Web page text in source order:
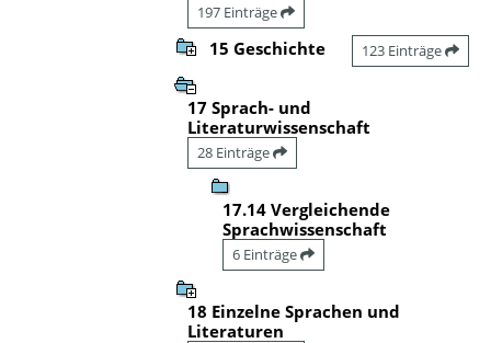
197 Einträge
15 Geschichte 123 Einträge
17 Sprach- und
Literaturwissenschaft
28 Einträge
17.14 Vergleichende
Sprachwissenschaft
6 Einträge
18 Einzelne Sprachen und
Literaturen